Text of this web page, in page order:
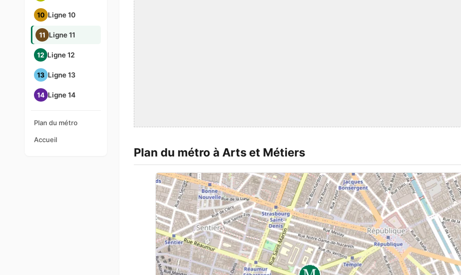
10 Ligne 10
11 Ligne 11
12 Ligne 12
13 Ligne 13
14 Ligne 14
Plan du métro
Accueil
Plan du métro à Arts et Métiers